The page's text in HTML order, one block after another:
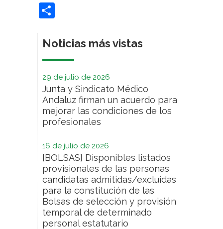
Noticias más vistas
29 de julio de 2026
Junta y Sindicato Médico
Andaluz firman un acuerdo para
mejorar las condiciones de los
profesionales
16 de julio de 2026
[BOLSAS] Disponibles listados
provisionales de las personas
candidatas admitidas/excluidas
para la constitución de las
Bolsas de selección y provisión
temporal de determinado
personal estatutario